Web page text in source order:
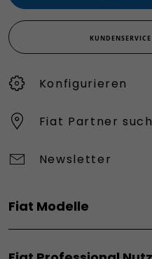
Konfigurieren​
Fiat Partner
Newsletter
Fiat Modelle